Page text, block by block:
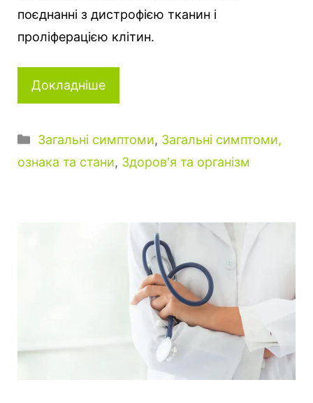
поєднанні з дистрофією тканин і
проліферацією клітин.
Докладніше
Категорії
Загальні симптоми, Загальні симптоми,
ознака та стани, Здоров'я та організм